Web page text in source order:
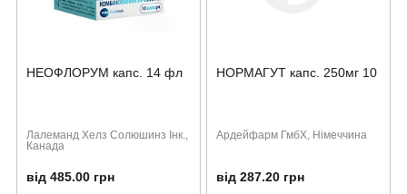
НЕОФЛОРУМ капс. 14 фл
Лалеманд Хелз Солюшинз Інк.,
Канада
від 485.00 грн
НОРМАГУТ капс. 250мг 10
Ардейфарм ГмбХ, Німеччина
від 287.20 грн